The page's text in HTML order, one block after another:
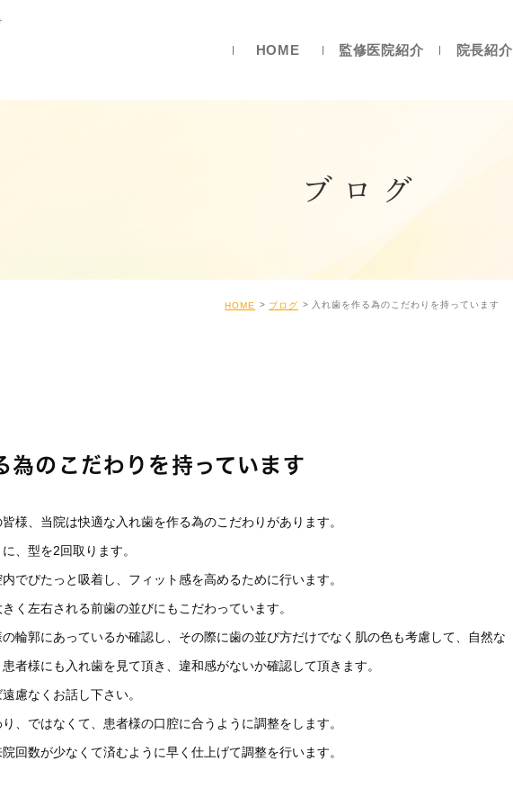
HOME 監修医院紹介 院長紹介
ブログ
HOME ブログ 入れ歯を作る為のこだわりを持っています
為のこだわりを持っています
様、当院は快適な入れ歯を作る為のこだわりがあります。
、型を2回取ります。
でぴたっと吸着し、フィット感を高めるために行います。
く左右される前歯の並びにもこだわっています。
輪郭にあっているか確認し、その際に歯の並び方だけでなく肌の色も考慮して、自然な
者様にも入れ歯を見て頂き、違和感がないか確認して頂きます。
慮なくお話し下さい。
、ではなくて、患者様の口腔に合うように調整をします。
回数が少なくて済むように早く仕上げて調整を行います。